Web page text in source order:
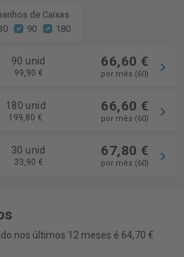
de Caixas
90 180
90 unid
99,90 €
66,60 €
por mês (60)
180 unid
199,80 €
66,60 €
por mês (60)
30 unid
33,90 €
67,80 €
por mês (60)
nos últimos 12 meses é 64,70 €